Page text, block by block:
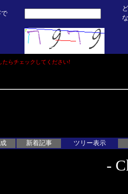
で
たらチェックしてください!
新着記事 ツリー表示
-